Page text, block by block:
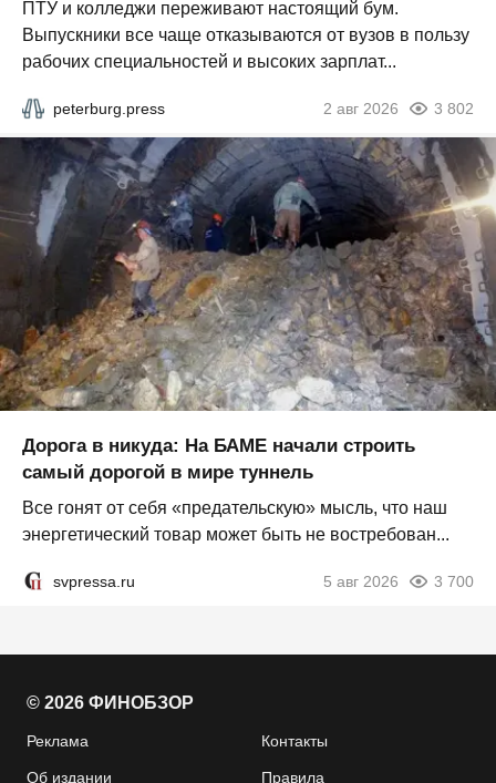
ПТУ и колледжи переживают настоящий бум.
Выпускники все чаще отказываются от вузов в пользу
рабочих специальностей и высоких зарплат...
peterburg.press 2 авг 2026 3 802
Дорога в никуда: На БАМЕ начали строить
самый дорогой в мире туннель
Все гонят от себя «предательскую» мысль, что наш
энергетический товар может быть не востребован...
svpressa.ru 5 авг 2026 3 700
© 2026 ФИНОБЗОР
Реклама Контакты
Об издании Правила